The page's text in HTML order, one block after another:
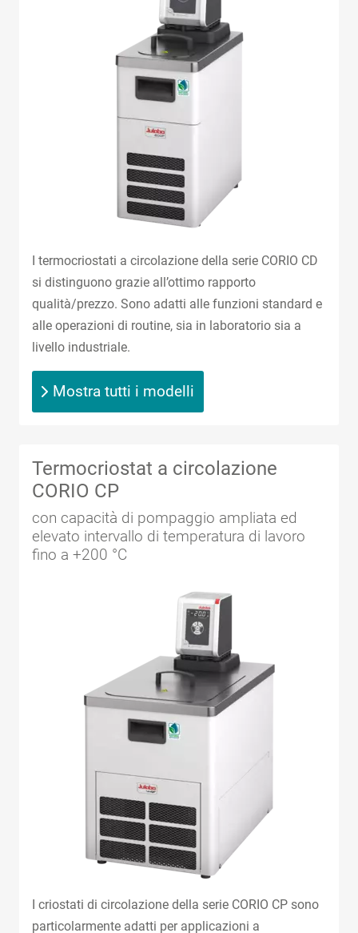
I termocriostati a circolazione della serie CORIO CD
si distinguono grazie all’ottimo rapporto
qualità/prezzo. Sono adatti alle funzioni standard e
alle operazioni di routine, sia in laboratorio sia a
livello industriale.
Mostra tutti i modelli
Termocriostat a circolazione
CORIO CP
con capacità di pompaggio ampliata ed
elevato intervallo di temperatura di lavoro
fino a +200 °C
I criostati di circolazione della serie CORIO CP sono
particolarmente adatti per applicazioni a